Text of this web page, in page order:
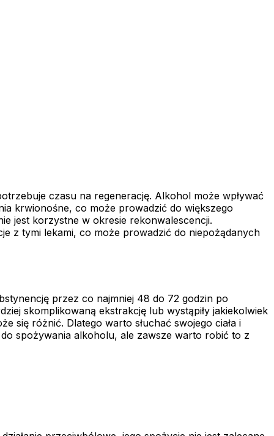
czasu na regenerację. Alkohol może wpływać
krwionośne, co może prowadzić do większego
jest korzystne w okresie rekonwalescencji.
z tymi lekami, co może prowadzić do niepożądanych
przez co najmniej 48 do 72 godzin po
skomplikowaną ekstrakcję lub wystąpiły jakiekolwiek
się różnić. Dlatego warto słuchać swojego ciała i
spożywania alkoholu, ale zawsze warto robić to z